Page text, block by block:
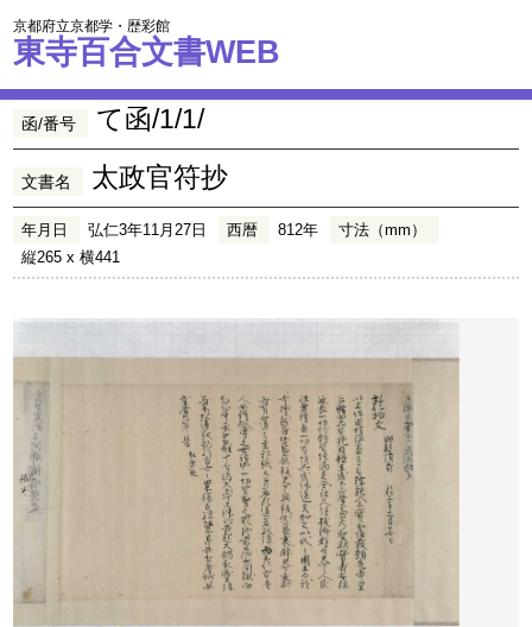
京都府立京都学・歴彩館
東寺百合文書WEB
函/番号 て函/1/1/
文書名 太政官符抄
年月日 弘仁3年11月27日 西暦 812年
寸法（mm）
縦265 x 横441